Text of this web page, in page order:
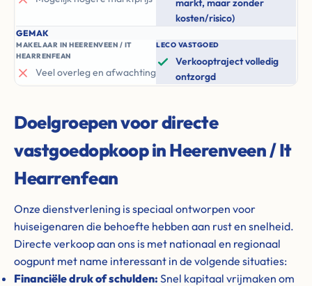
markt, maar zonder
kosten/risico)
GEMAK
MAKELAAR IN HEERENVEEN / IT
HEARRENFEAN
Veel overleg en afwachting
LECO VASTGOED
Verkooptraject volledig
ontzorgd
Doelgroepen voor directe
vastgoedopkoop in Heerenveen / It
Hearrenfean
Onze dienstverlening is speciaal ontworpen voor
huiseigenaren die behoefte hebben aan rust en snelheid.
Directe verkoop aan ons is met nationaal en regionaal
oogpunt met name interessant in de volgende situaties:
Financiële druk of schulden: Snel kapitaal vrijmaken om